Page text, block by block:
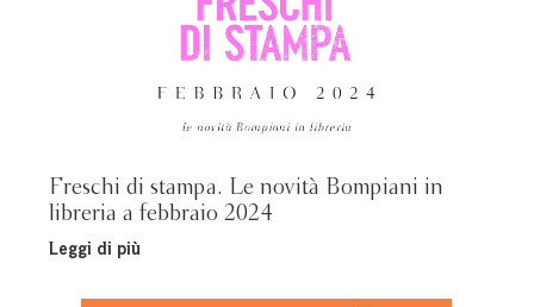
Freschi di stampa. Le novità Bompiani in
libreria a febbraio 2024
Leggi di più